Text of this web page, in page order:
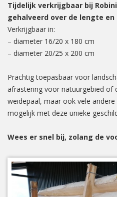
Tijdelijk verkrijgbaar bij
gehalveerd over de lengte en
Verkrijgbaar in:
– diameter 16/20 x 180 cm
– diameter 20/25 x 200 cm
Prachtig toepasbaar voor
afrastering voor natuurgebied of
weidepaal, maar ook vele
mogelijk met deze unieke
Wees er snel bij, zolang de